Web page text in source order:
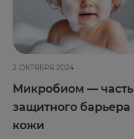
2 ОКТЯБРЯ 2024
Микробиом — часть
защитного барьера
кожи